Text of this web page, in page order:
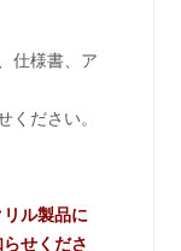
仕様書、ア
ください。
ル製品に
せくださ